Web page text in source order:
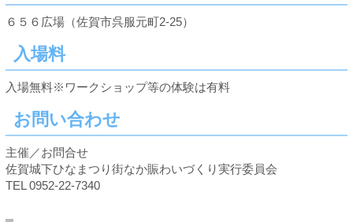
６５６広場（佐賀市呉服元町2-25）
入場料
入場無料※ワークショップ等の体験は有料
お問い合わせ
主催／お問合せ
佐賀城下ひなまつり街なか賑わいづくり実行委員会
TEL 0952-22-7340